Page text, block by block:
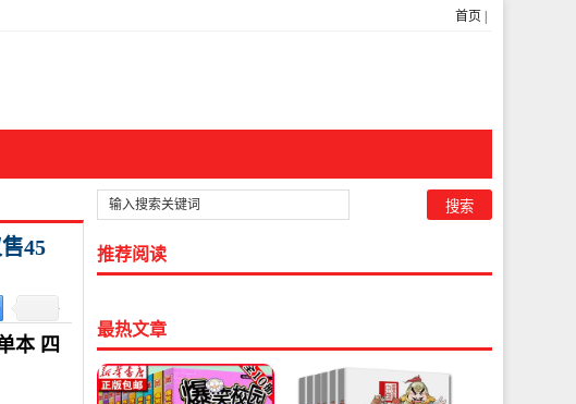
首页
45
本 四
推荐阅读
最热文章